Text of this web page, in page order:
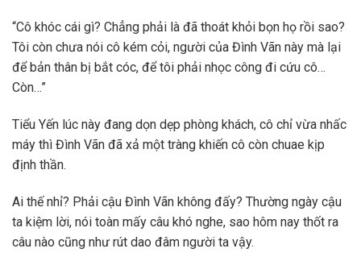
“Cô khóc cái gì? Chẳng phải là đã thoát khỏi bọn họ rồi sao?
Tôi còn chưa nói cô kém cỏi, người của Đình Vãn này mà lại
để bản thân bị bắt cóc, để tôi phải nhọc công đi cứu cô…
Còn…”
Tiểu Yến lúc này đang dọn dẹp phòng khách, cô chỉ vừa nhấc
máy thì Đình Vãn đã xả một tràng khiến cô còn chuae kịp
định thần.
Ai thế nhỉ? Phải cậu Đình Vãn không đấy? Thường ngày cậu
ta kiệm lời, nói toàn mấy câu khó nghe, sao hôm nay thốt ra
câu nào cũng như rút dao đâm người ta vậy.